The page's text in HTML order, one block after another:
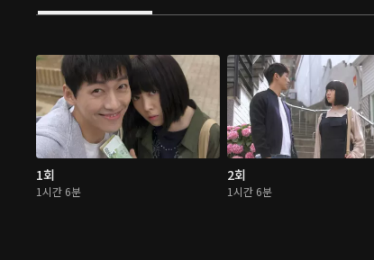
1회
1시간 6분
2회
1시간 6분